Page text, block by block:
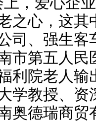
之心，这其
司、强生客
市第五人民
利院老人输
学教授、
奥德瑞商贸